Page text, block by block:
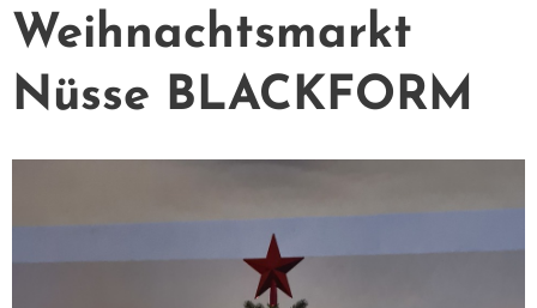
Weihnachtsmarkt
Nüsse BLACKFORM